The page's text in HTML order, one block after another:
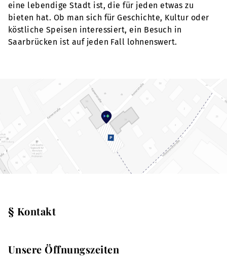
eine lebendige Stadt ist, die für jeden etwas zu
bieten hat. Ob man sich für Geschichte, Kultur oder
köstliche Speisen interessiert, ein Besuch in
Saarbrücken ist auf jeden Fall lohnenswert.
§ Kontakt
Unsere Öffnungszeiten